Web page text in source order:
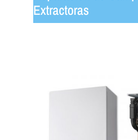
Extractoras